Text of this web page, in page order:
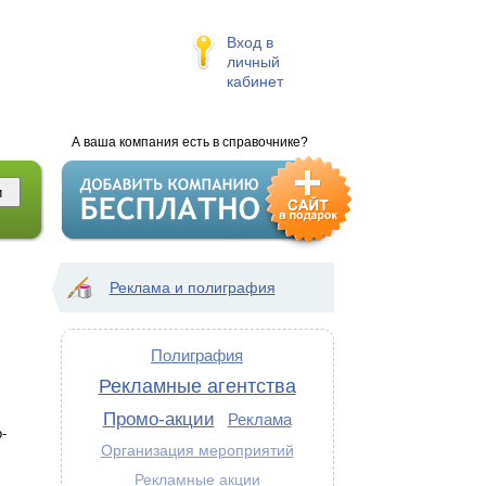
Вход в
личный
кабинет
А ваша компания есть в справочнике?
Реклама и полиграфия
Полиграфия
Рекламные агентства
Промо-акции Реклама
Организация мероприятий
Рекламные акции